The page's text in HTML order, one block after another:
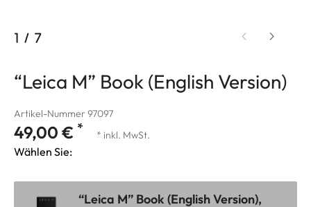
1 / 7
“Leica M” Book (English Version)
Artikel-Nummer 97097
49,00 € * * inkl. MwSt.
Wählen Sie:
“Leica M” Book (English Version),